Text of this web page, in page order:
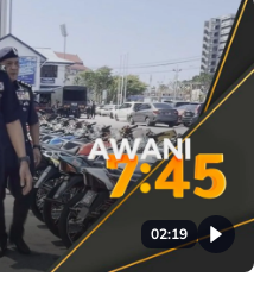
02:19